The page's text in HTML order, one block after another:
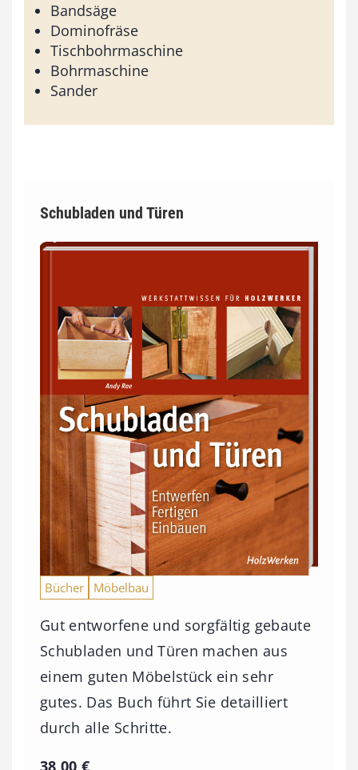
Bandsäge
Dominofräse
Tischbohrmaschine
Bohrmaschine
Sander
Schubladen und Türen
Bücher Möbelbau
Gut entworfene und sorgfältig gebaute
Schubladen und Türen machen aus
einem guten Möbelstück ein sehr
gutes. Das Buch führt Sie detailliert
durch alle Schritte.
38,00€